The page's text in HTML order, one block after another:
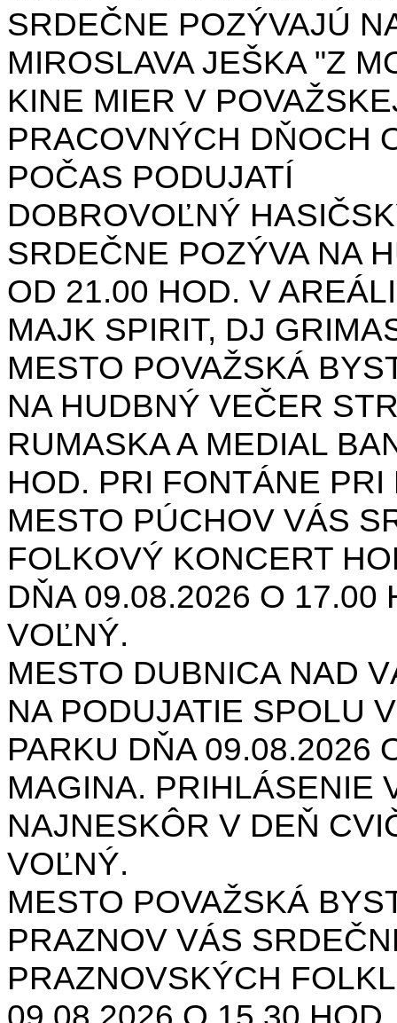
SRDEČNE POZÝVAJÚ
MIROSLAVA JEŠKA "Z
KINE MIER V
PRACOVNÝCH DŇOCH
POČAS PODUJATÍ
DOBROVOĽNÝ
SRDEČNE POZÝVA NA
OD 21.00 HOD. V
MAJK SPIRIT, DJ
MESTO POVAŽSKÁ
NA HUDBNÝ VEČER
RUMASKA A MEDIAL
HOD. PRI FONTÁNE PRI
MESTO PÚCHOV VÁS
FOLKOVÝ KONCERT
DŇA 09.08.2026 O 17.00
VOĽNÝ.
MESTO DUBNICA NAD
NA PODUJATIE SPOLU
PARKU DŇA 09.08.2026
MAGINA. PRIHLÁSENIE
NAJNESKÔR V DEŇ
VOĽNÝ.
MESTO POVAŽSKÁ
PRAZNOV VÁS
PRAZNOVSKÝCH